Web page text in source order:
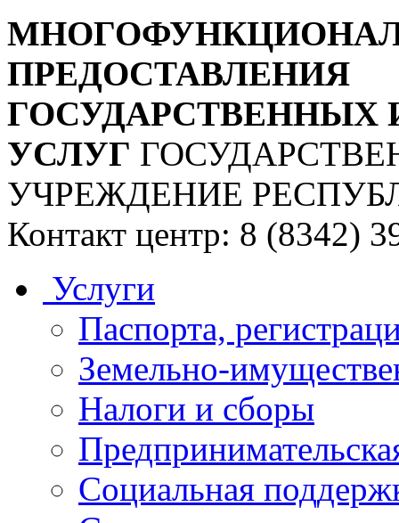
ПРЕДОСТАВЛЕНИЯ
УСЛУГ
УЧРЕЖДЕНИЕ
Контакт центр: 8 (8342)
Услуги
Паспорта,
Земельно-
Налоги и сборы
Социальная